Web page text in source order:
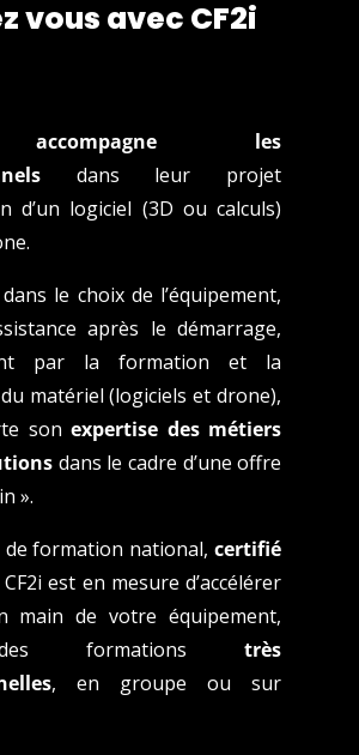
vous avec CF2i
accompagne les
dans leur projet
d’un logiciel (3D ou calculs)
le choix de l’équipement,
après le démarrage,
par la formation et la
matériel (logiciels et drone),
son expertise des métiers
dans le cadre d’une offre
».
de formation national, certifié
CF2i est en mesure d’accélérer
main de votre équipement,
formations
très
, en groupe ou sur